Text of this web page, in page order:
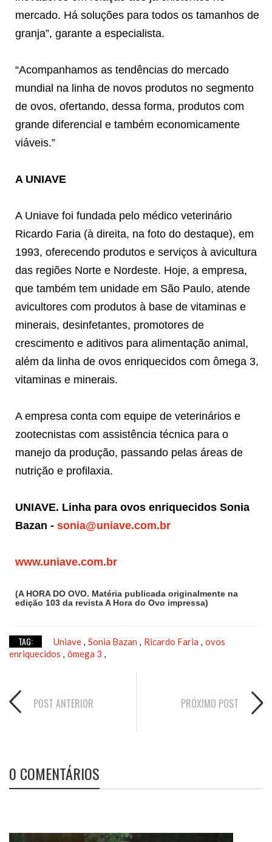
mercado. Há soluções para todos os tamanhos de
granja”, garante a especialista.
“Acompanhamos as tendências do mercado
mundial na linha de novos produtos no segmento
de ovos, ofertando, dessa forma, produtos com
grande diferencial e também economicamente
viáveis.”
A UNIAVE
A Uniave foi fundada pelo médico veterinário
Ricardo Faria (à direita, na foto do destaque), em
1993, oferecendo produtos e serviços à avicultura
das regiões Norte e Nordeste. Hoje, a empresa,
que também tem unidade em São Paulo, atende
avicultores com produtos à base de vitaminas e
minerais, desinfetantes, promotores de
crescimento e aditivos para alimentação animal,
além da linha de ovos enriquecidos com ômega 3,
vitaminas e minerais.
A empresa conta com equipe de veterinários e
zootecnistas com assistência técnica para o
manejo da produção, passando pelas áreas de
nutrição e profilaxia.
UNIAVE. Linha para ovos enriquecidos Sonia
Bazan - sonia@uniave.com.br
www.uniave.com.br
(A HORA DO OVO. Matéria publicada originalmente na
edição 103 da revista A Hora do Ovo impressa)
TAG: Uniave , Sonia Bazan , Ricardo Faria , ovos
enriquecidos , ômega 3 ,
POST ANTERIOR PRÓXIMO POST
0 COMENTÁRIOS